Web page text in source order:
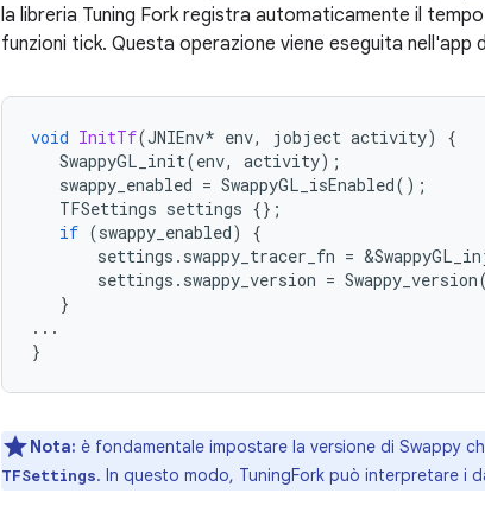
la libreria Tuning Fork registra automaticamente il
funzioni tick. Questa operazione viene eseguita nell'app
void InitTf(JNIEnv* env, jobject activity)
{
SwappyGL_init(env, activity);
swappy_enabled = SwappyGL_isEnabled();
TFSettings settings {};
if (swappy_enabled)
{
settings . swappy_tracer_fn = &
settings . swappy_version = Swappy_version
}
...
}
Nota: è fondamentale impostare la versione di Swappy
TFSettings. In questo modo, TuningFork può interpretare i